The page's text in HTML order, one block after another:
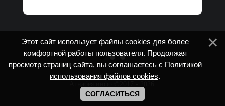
Этот сайт использует файлы cookies для более
комфортной работы пользователя. Продолжая
просмотр страниц сайта, вы соглашаетесь с Политикой
использования файлов cookies.
СОГЛАСИТЬСЯ